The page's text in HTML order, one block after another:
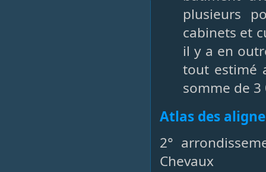
plusieurs
cabinets et
il y a en
tout estimé
somme de
Atlas des
2°
Chevaux